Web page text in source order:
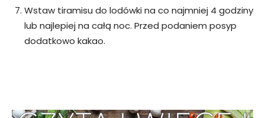
Wstaw tiramisu do lodówki na co najmniej 4 godziny
lub najlepiej na całą noc. Przed podaniem posyp
dodatkowo kakao.